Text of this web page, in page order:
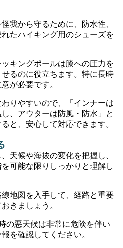
怪我から守るために、防水性、
たハイキング用のシューズを
ッキングポールは膝への圧力を
るのに役立ちます。特に長時
が必要です。
りやすいので、「インナーは
、アウターは防風・防水」と
と、安心して対応できます。
天候や海抜の変化を把握し、
可能な限りしっかりと理解し
線地図を入手して、経路と重要
きましょう。
の悪天候は非常に危険を伴い
を確認してください。